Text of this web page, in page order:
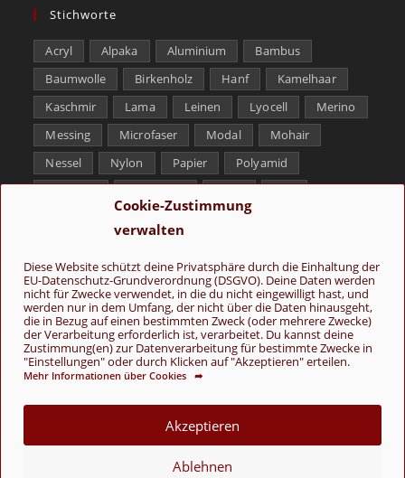
Cookie-Zustimmung
verwalten
Diese Website schützt deine Privatsphäre durch die Einhaltung der
EU-Datenschutz-Grundverordnung (DSGVO). Deine Daten werden
nicht für Zwecke verwendet, in die du nicht eingewilligt hast, und
werden nur in dem Umfang, der nicht über die Daten hinausgeht,
die in Bezug auf einen bestimmten Zweck (oder mehrere Zwecke)
der Verarbeitung erforderlich ist, verarbeitet. Du kannst deine
Zustimmung(en) zur Datenverarbeitung für bestimmte Zwecke in
"Einstellungen" oder durch Klicken auf "Akzeptieren" erteilen.
Mehr Informationen über Cookies ➦
Akzeptieren
Ablehnen
Stichworte
Acryl Alpaka Aluminium
Bambus
Baumwolle
Birkenholz Hanf
Kamelhaar
Kaschmir
Lama Leinen Lyocell
Merino
Messing
Microfaser Modal
Mohair
Nessel
Nylon Papier
Polyamid
Folge uns
Über uns
Cookie-Richtlinie (EU)
© Copyright 2026 - Wolle & Schönes